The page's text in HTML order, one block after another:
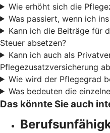
Wie erhöht sich die
Was passiert, wenn ich
Kann ich die Beiträge für
Steuer absetzen?
Kann ich auch als
Pflegezusatzversicherung
Wie wird der Pflegegrad
Was bedeuten die
Das könnte Sie auch